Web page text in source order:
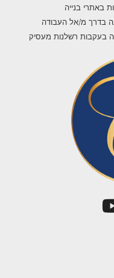
באתרי בנייה
בדרך מ/אל העבודה
בעקבות רשלנות מעסיק